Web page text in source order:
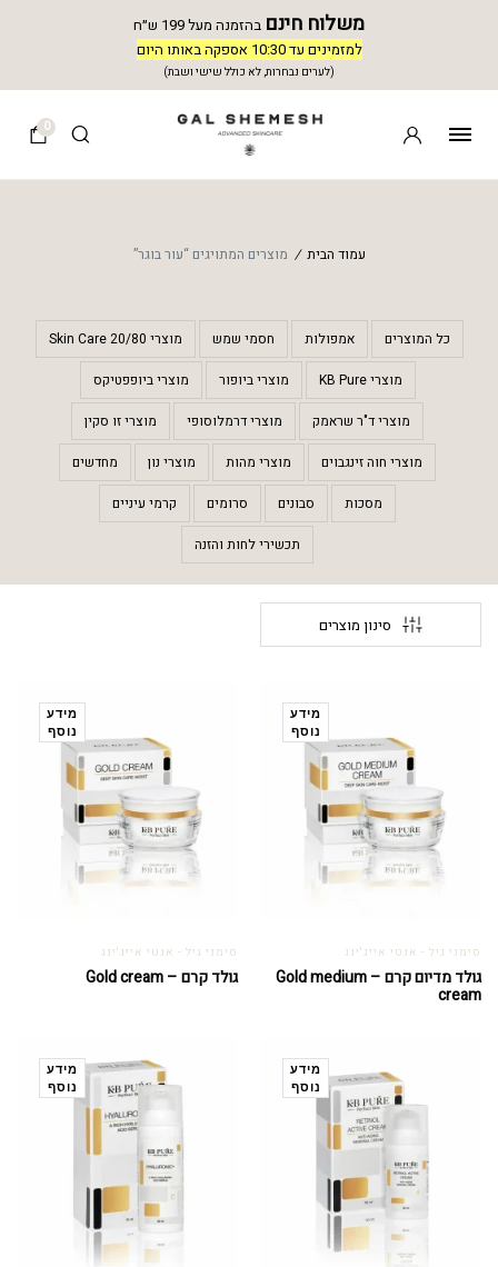
משלוח חינם בהזמנה מעל 199 ש״ח
למזמינים עד 10:30 אספקה באותו היום
(לערים נבחרות, לא כולל שישי ושבת)
0
עמוד הבית / מוצרים המתויגים “עור בוגר”
כל המוצרים אמפולות חסמי שמש מוצרי 20/80 Skin Care
מוצרי KB Pure מוצרי ביופור מוצרי ביופפטיקס
מוצרי ד"ר שראמק מוצרי דרמלוסופי מוצרי זו סקין
מוצרי חוה זינגבוים מוצרי מהות מוצרי נון מחדשים
מסכות סבונים סרומים קרמי עיניים
תכשירי לחות והזנה
סינון מוצרים
מידע
נוסף
סימני גיל - אנטי אייג'ינג
גולד מדיום קרם – Gold medium
cream
מידע
נוסף
סימני גיל - אנטי אייג'ינג
גולד קרם – Gold cream
מידע
נוסף
מידע
נוסף